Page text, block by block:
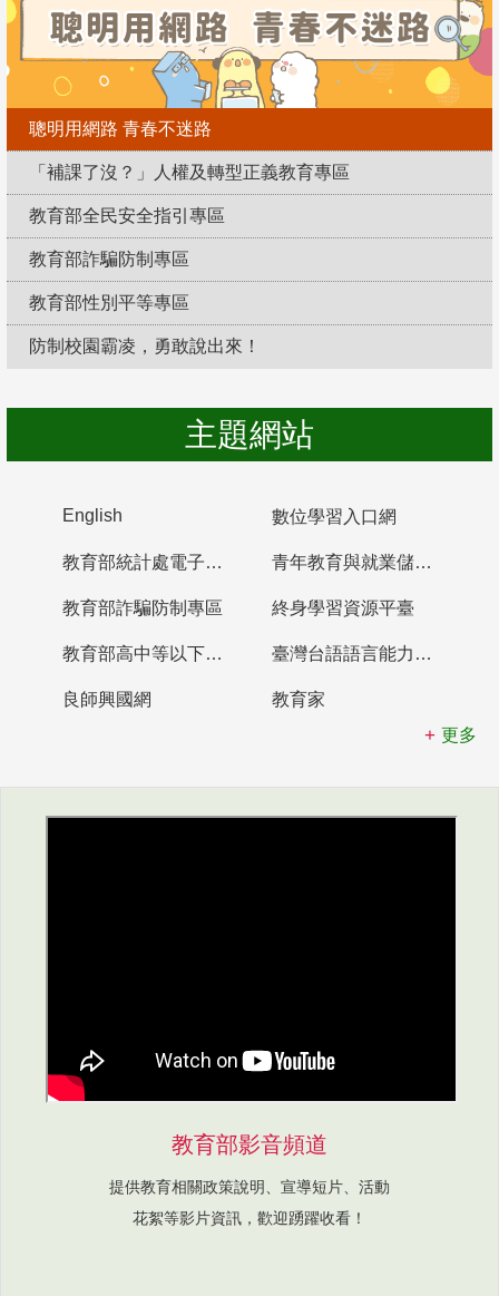
聰明用網路 青春不迷路
「補課了沒？」人權及轉型正義教育專區
教育部全民安全指引專區
教育部詐騙防制專區
教育部性別平等專區
防制校園霸凌，勇敢說出來！
主題網站
English 數位學習入口網
教育部統計處電子書櫃 青年教育與就業儲蓄帳戶
教育部詐騙防制專區 終身學習資源平臺
教育部高中等以下學校及幼兒園教師資格檢定考試 臺灣台語語言能力認證網站
良師興國網
教育家
更多
教育部影音頻道
提供教育相關政策說明、宣導短片、活動
花絮等影片資訊，歡迎踴躍收看！